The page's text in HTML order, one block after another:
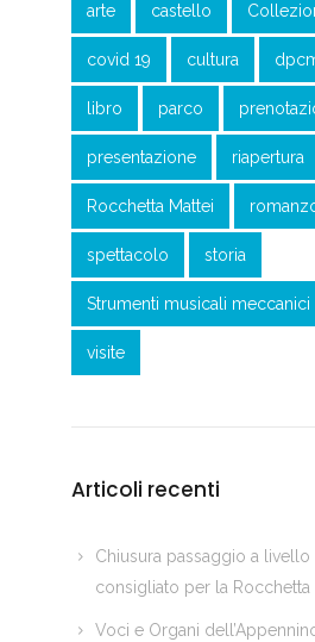
arte castello
covid 19 cultura
libro parco
presentazione riapertura
Rocchetta Mattei
spettacolo storia
Strumenti musicali meccanici
visite
Articoli recenti
Chiusura passaggio a
consigliato per la Rocchetta
Voci e Organi